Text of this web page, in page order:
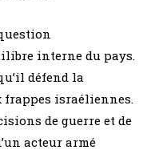
interne du pays.
défend la
frappes israéliennes.
de guerre et de
acteur armé